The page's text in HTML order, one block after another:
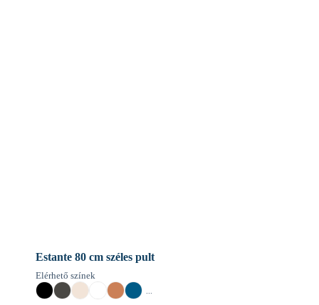
Estante 80 cm széles pult
Elérhető színek